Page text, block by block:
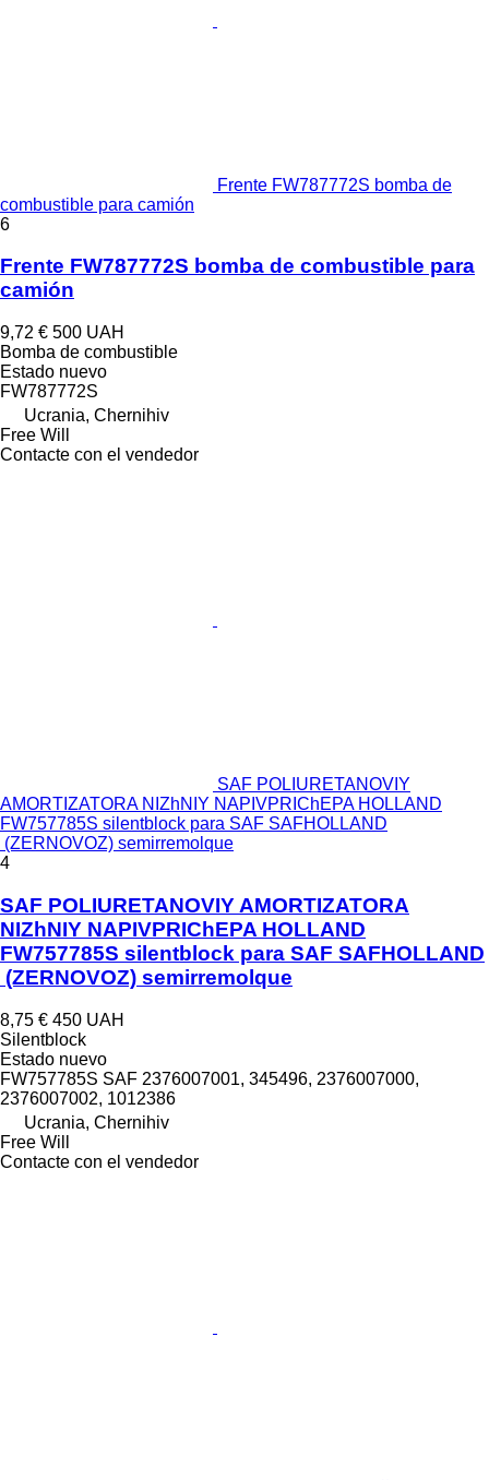
Frente FW787772S bomba de
combustible para camión
6
Frente FW787772S bomba de combustible para
camión
9,72 € 500 UAH
Bomba de combustible
Estado nuevo
FW787772S
Ucrania, Chernihiv
Free Will
Contacte con el vendedor
SAF POLIURETANOVIY
AMORTIZATORA NIZhNIY NAPIVPRIChEPA HOLLAND
FW757785S silentblock para SAF SAFHOLLAND
(ZERNOVOZ) semirremolque
4
SAF POLIURETANOVIY AMORTIZATORA
NIZhNIY NAPIVPRIChEPA HOLLAND
FW757785S silentblock para SAF SAFHOLLAND
(ZERNOVOZ) semirremolque
8,75 € 450 UAH
Silentblock
Estado nuevo
FW757785S SAF 2376007001, 345496, 2376007000,
2376007002, 1012386
Ucrania, Chernihiv
Free Will
Contacte con el vendedor